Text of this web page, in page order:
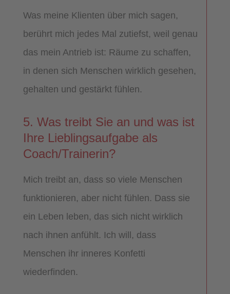
Was meine Klienten über mich sagen,
berührt mich jedes Mal zutiefst, weil genau
das mein Antrieb ist: Räume zu schaffen,
in denen sich Menschen wirklich gesehen,
gehalten und gestärkt fühlen.
5. Was treibt Sie an und was ist
Ihre Lieblingsaufgabe als
Coach/Trainerin?
Mich treibt an, dass so viele Menschen
funktionieren, aber nicht fühlen. Dass sie
ein Leben leben, das sich nicht wirklich
nach ihnen anfühlt. Ich will, dass
Menschen ihr inneres Konfetti
wiederfinden.